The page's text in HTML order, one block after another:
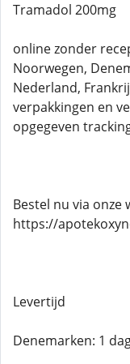
Tramadol 200mg
online zonder
Noorwegen,
Nederland,
verpakkingen en
opgegeven
Bestel nu via onze
https://
Levertijd
Denemarken: 1